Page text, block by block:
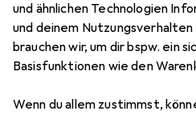
und ähnlichen Technologien
und deinem
brauchen wir, um dir bspw. ein
Basisfunktionen wie den
Wenn du allem zustimmst,
EUR
35,14
ZoluxSet of
adjustable
150 cl